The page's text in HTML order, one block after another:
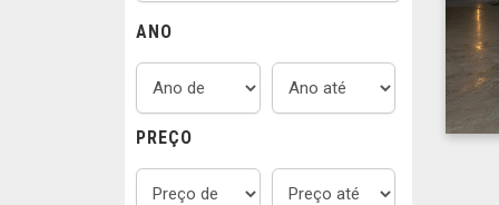
ANO
PREÇO